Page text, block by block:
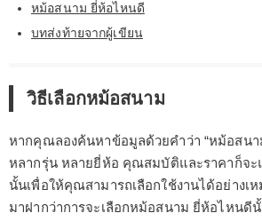
หม้อสนาม ยี่ห้อไหนดี
บทส่งท้ายจากผู้เขียน
วิธีเลือกหม้อสนาม
หากคุณลองค้นหาข้อมูลด้วยคำว่า “หม้อสนา
หลากรุ่น หลายยี่ห้อ คุณสมบัติและราคาก็จะ
นั้นเพื่อให้คุณสามารถเลือกใช้งานได้อย่างเ
มาฝากว่าการจะเลือกหม้อสนาม ยี่ห้อไหนดี